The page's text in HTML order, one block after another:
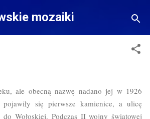
do głównej zawartości
mozaiki
ale obecną nazwę nadano jej w 1926
się pierwsze kamienice, a ulicę
do Wołoskiej. Podczas II wojny światowej